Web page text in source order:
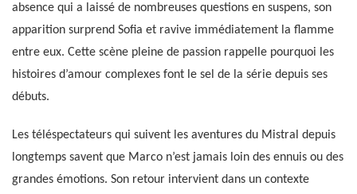
absence qui a laissé de nombreuses questions en suspens, son
apparition surprend Sofia et ravive immédiatement la flamme
entre eux. Cette scène pleine de passion rappelle pourquoi les
histoires d’amour complexes font le sel de la série depuis ses
débuts.
Les téléspectateurs qui suivent les aventures du Mistral depuis
longtemps savent que Marco n’est jamais loin des ennuis ou des
grandes émotions. Son retour intervient dans un contexte